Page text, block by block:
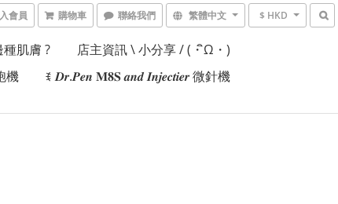
會員 購物車 聯絡我們 繁體中文 $ HKD
肌膚 ?
店主資訊 \ 小分享 / (・ิω・)
機
ꉂ 𝑫𝒓.𝑷𝒆𝒏 𝐌𝟖𝐒 𝒂𝒏𝒅 𝑰𝒏𝒋𝒆𝒄𝒕𝒊𝒆𝒓 微針機